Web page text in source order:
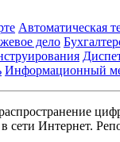
Автоматическая
дело
Информационный
Интернет.